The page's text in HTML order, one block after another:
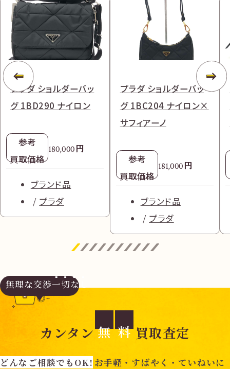
プラダ ショルダーバッ
グ 1BD290 ナイロン
参考
買取価格
180,000円
ブランド品
プラダ
プラダ ショルダーバッ
グ 1BC204 ナイロン×
サフィアーノ
参考
買取価格
181,000円
ブランド品
プラダ
無理な交渉一切なし
カンタン 無 料 買取査定
どんなご相談でもOK! お手軽・すばやく・ていねいに